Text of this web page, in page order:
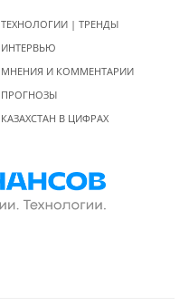
ТЕХНОЛОГИИ | ТРЕНДЫ
ИНТЕРВЬЮ
МНЕНИЯ И КОММЕНТАРИИ
ПРОГНОЗЫ
КАЗАХСТАН В ЦИФРАХ